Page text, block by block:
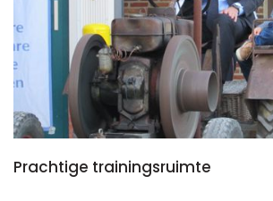
Prachtige trainingsruimte